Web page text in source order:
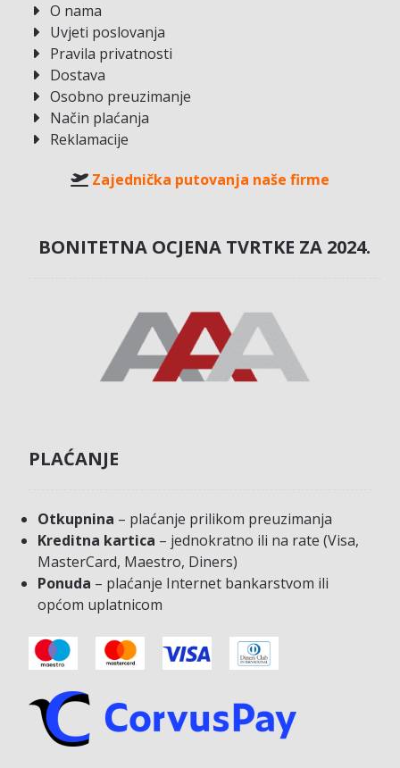
O nama
Uvjeti poslovanja
Pravila privatnosti
Dostava
Osobno preuzimanje
Način plaćanja
Reklamacije
Zajednička putovanja naše firme
BONITETNA OCJENA TVRTKE ZA 2024.
PLAĆANJE
Otkupnina – plaćanje prilikom preuzimanja
Kreditna kartica – jednokratno ili na rate (Visa,
MasterCard, Maestro, Diners)
Ponuda – plaćanje Internet bankarstvom ili
općom uplatnicom